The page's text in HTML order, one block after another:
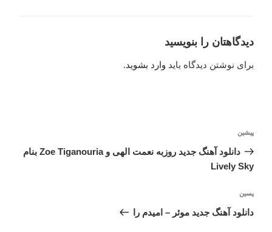
دیدگاهتان را بنویسید
برای نوشتن دیدگاه باید وارد بشوید.
نوشته
قبلی
پیشین
دانلود آهنگ جدید روزبه نعمت الهی و Zoe Tiganouria بنام
Lively Sky
نوشته‌ٔ
بعدی
پسین
دانلود آهنگ جدید موئر – امیدم را